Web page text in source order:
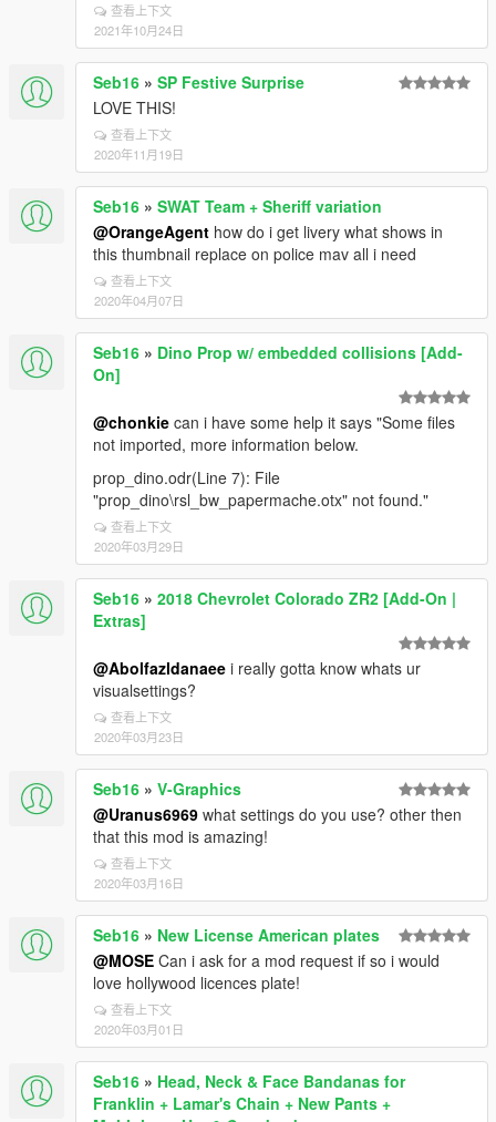
查看上下文
2021年10月24日
Seb16 » SP Festive Surprise
LOVE THIS!
查看上下文
2020年11月19日
Seb16 » SWAT Team + Sheriff variation
@OrangeAgent how do i get livery what shows in
this thumbnail replace on police mav all i need
查看上下文
2020年04月07日
Seb16 » Dino Prop w/ embedded collisions [Add-
On]
@chonkie can i have some help it says "Some files
not imported, more information below.
prop_dino.odr(Line 7): File
"prop_dino\rsl_bw_papermache.otx" not found."
查看上下文
2020年03月29日
Seb16 » 2018 Chevrolet Colorado ZR2 [Add-On |
Extras]
@Abolfazldanaee i really gotta know whats ur
visualsettings?
查看上下文
2020年03月23日
Seb16 » V-Graphics
@Uranus6969 what settings do you use? other then
that this mod is amazing!
查看上下文
2020年03月16日
Seb16 » New License American plates
@MOSE Can i ask for a mod request if so i would
love hollywood licences plate!
查看上下文
2020年03月01日
Seb16 » Head, Neck & Face Bandanas for
Franklin + Lamar's Chain + New Pants +